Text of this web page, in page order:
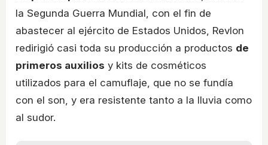
la Segunda Guerra Mundial, con el fin de
abastecer al ejército de Estados Unidos, Revlon
redirigió casi toda su producción a productos de
primeros auxilios y kits de cosméticos
utilizados para el camuflaje, que no se fundía
con el son, y era resistente tanto a la lluvia como
al sudor.